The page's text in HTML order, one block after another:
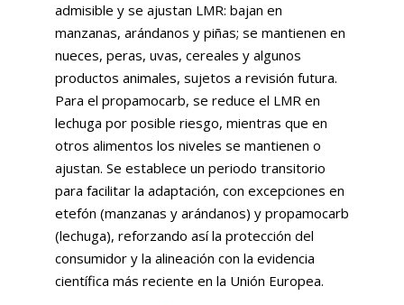
admisible y se ajustan LMR: bajan en
manzanas, arándanos y piñas; se mantienen en
nueces, peras, uvas, cereales y algunos
productos animales, sujetos a revisión futura.
Para el propamocarb, se reduce el LMR en
lechuga por posible riesgo, mientras que en
otros alimentos los niveles se mantienen o
ajustan. Se establece un periodo transitorio
para facilitar la adaptación, con excepciones en
etefón (manzanas y arándanos) y propamocarb
(lechuga), reforzando así la protección del
consumidor y la alineación con la evidencia
científica más reciente en la Unión Europea.